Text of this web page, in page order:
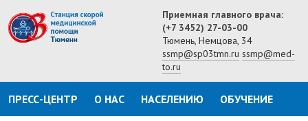
Приемная главного врача:
(+7 3452) 27-03-00
Тюмень, Немцова, 34
ssmp@sp03tmn.ru ssmp@med-
to.ru
ПРЕСС-ЦЕНТР О НАС НАСЕЛЕНИЮ ОБУЧЕНИЕ